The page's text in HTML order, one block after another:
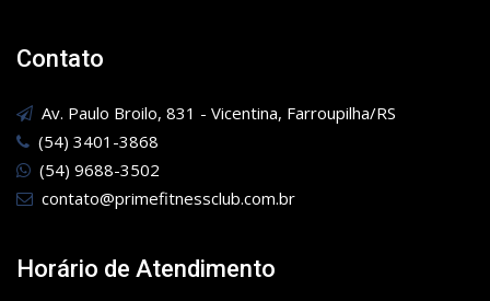
Contato
Av. Paulo Broilo, 831 - Vicentina, Farroupilha/RS
(54) 3401-3868
(54) 9688-3502
contato@primefitnessclub.com.br
Horário de Atendimento